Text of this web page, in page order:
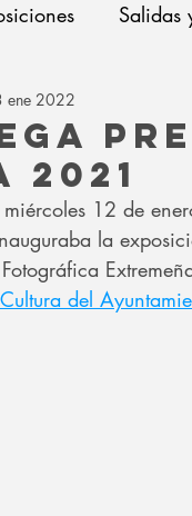
Salidas
2021
ene 2022
12 de
la
del